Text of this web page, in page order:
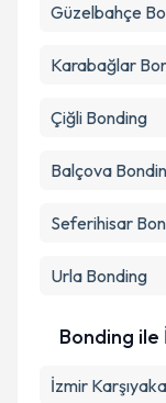
Güzelbahçe
Karabağlar
Çiğli Bonding
Balçova
Seferihisar
Urla Bonding
Bonding ile
İzmir